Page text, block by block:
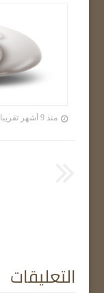
منذ 9 أشهر تقريبا
التعليقات